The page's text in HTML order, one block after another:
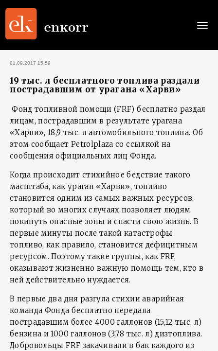
01.09.2017 15:59
19 тыс. л бесплатного топлива раздали
пострадавшим от урагана «Харви»
Фонд топливной помощи (FRF) бесплатно раздал
лицам, пострадавшим в результате урагана
«Харви», 18,9 тыс. л автомобильного топлива. Об
этом сообщает Petrolplaza со ссылкой на
сообщения официальных лиц Фонда.
Когда происходит стихийное бедствие такого
масштаба, как ураган «Харви», топливо
становится одним из самых важных ресурсов,
который во многих случаях позволяет людям
покинуть опасные зоны и спасти свою жизнь. В
первые минуты после такой катастрофы
топливо, как правило, становится дефицитным
ресурсом. Поэтому такие группы, как FRF,
оказывают жизненно важную помощь тем, кто в
ней действительно нуждается.
В первые два дня разгула стихии аварийная
команда Фонда бесплатно передала
пострадавшим более 4000 галлонов (15,12 тыс. л)
бензина и 1000 галлонов (3,78 тыс. л) дизтоплива.
Добровольцы FRF закачивали в бак каждого из